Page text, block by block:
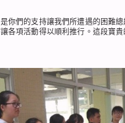
你們的支持讓我們所遭遇的困難
各項活動得以順利推行。這段寶